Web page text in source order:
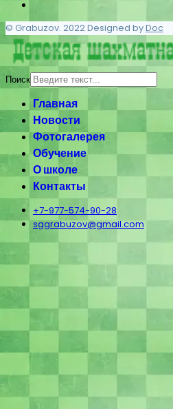
© Grabuzov. 2022 Designed byDoc
Поиск
Главная
Новости
Фотогалерея
Обучение
О школе
Контакты
+7-977-574-90-28
sggrabuzov@gmail.com